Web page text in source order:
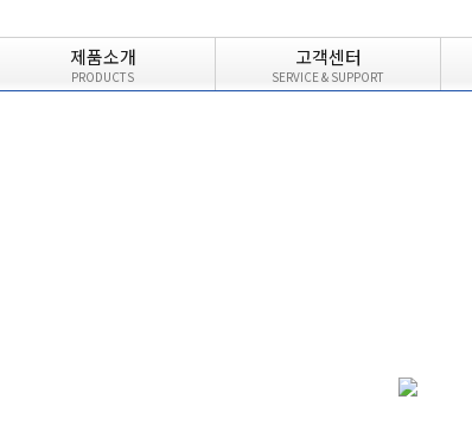
제품소개
PRODUCTS
고객센터
SERVICE & SUPPORT